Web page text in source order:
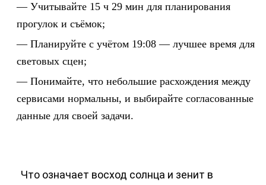
Учитывайте 15 ч 29 мин для планирования
прогулок и съёмок;
Планируйте с учётом 19:08 — лучшее время для
световых сцен;
Понимайте, что небольшие расхождения между
сервисами нормальны, и выбирайте согласованные
данные для своей задачи.
Что означает восход солнца и зенит в